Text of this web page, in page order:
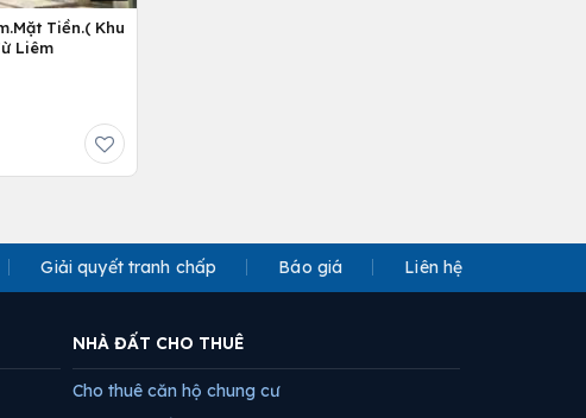
Tiền.( Khu
Liêm
Giải quyết tranh chấp Báo giá Liên hệ
NHÀ ĐẤT CHO THUÊ
Cho thuê căn hộ chung cư